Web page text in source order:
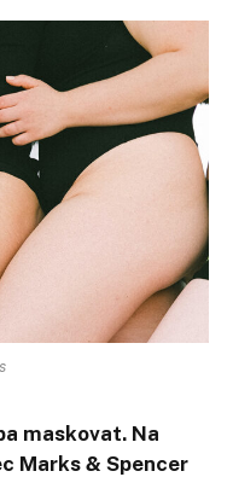
maskovat. Na
Marks & Spencer